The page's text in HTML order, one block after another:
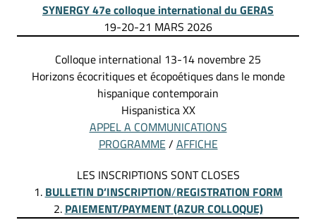
SYNERGY 47e colloque international du GERAS
19-20-21 MARS 2026
Colloque international 13-14 novembre 25
Horizons écocritiques et écopoétiques dans le monde
hispanique contemporain
Hispanistica XX
APPEL A COMMUNICATIONS
PROGRAMME / AFFICHE
LES INSCRIPTIONS SONT CLOSES
1. BULLETIN D’INSCRIPTION/REGISTRATION FORM
2. PAIEMENT/PAYMENT(AZUR COLLOQUE)